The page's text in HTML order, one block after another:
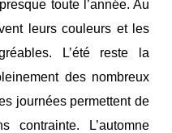
toute l’année. Au
leurs couleurs et les
L’été reste la
des nombreux
journées permettent de
contrainte. L’automne